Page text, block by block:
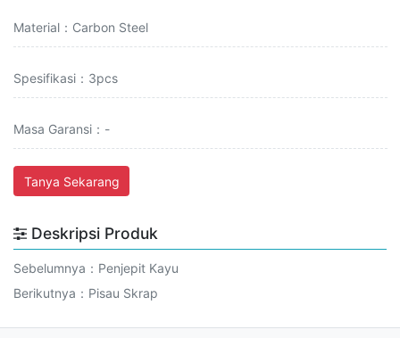
Material：Carbon Steel
Spesifikasi：3pcs
Masa Garansi：-
Tanya Sekarang
Deskripsi Produk
Sebelumnya： Penjepit Kayu
Berikutnya： Pisau Skrap